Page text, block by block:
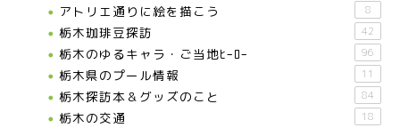
アトリエ通りに絵を描こう 8
栃木珈琲豆探訪 42
栃木のゆるキャラ・ご当地ﾋｰﾛｰ 96
栃木県のプール情報 11
栃木探訪本＆グッズのこと 84
栃木の交通 18